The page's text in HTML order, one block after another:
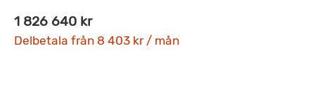
1 826 640 kr
Delbetala från 8 403 kr / mån